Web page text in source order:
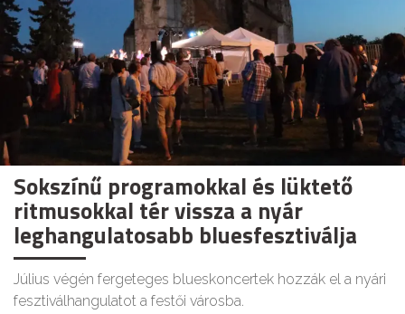
Sokszínű programokkal és lüktető
ritmusokkal tér vissza a nyár
leghangulatosabb bluesfesztiválja
Július végén fergeteges blueskoncertek hozzák el a nyári
fesztiválhangulatot a festői városba.